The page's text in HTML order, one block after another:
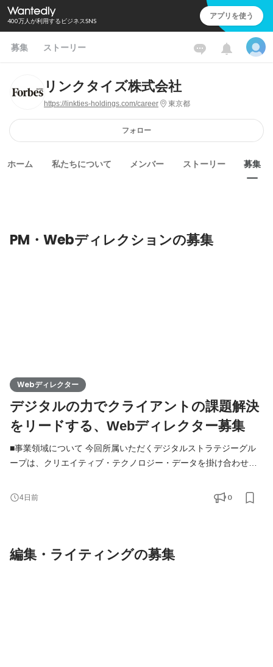
400万人が利用するビジネスSNS アプリを使う
募集 ストーリー
リンクタイズ株式会社
https://linkties-holdings.com/career 東京都
フォロー
ホーム 私たちについて メンバー ストーリー 募集
PM・Webディレクションの募集
Webディレクター
デジタルの力でクライアントの課題解決
をリードする、Webディレクター募集
■事業領域について 今回所属いただくデジタルストラテジーグル
ープは、クリエイティブ・テクノロジー・データを掛け合わせ、
１）企業様のWebコンサルティング・サイト制作・システム開発
これまでに様々な企業様の課題解決に向けて、WEBサイト制作・
コン
4日前 0
編集・ライティングの募集